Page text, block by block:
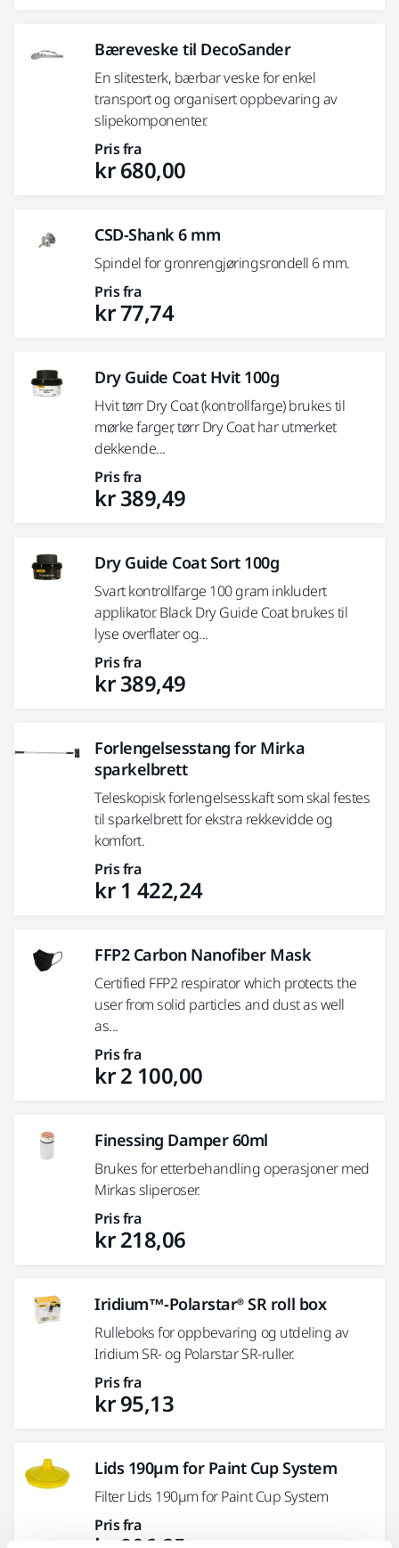
Bæreveske til DecoSander
En slitesterk, bærbar veske for enkel
transport og organisert oppbevaring av
slipekomponenter.
Pris fra
kr 680,00
CSD-Shank 6 mm
Spindel for gronrengjøringsrondell 6 mm.
Pris fra
kr 77,74
Dry Guide Coat Hvit 100g
Hvit tørr Dry Coat (kontrollfarge) brukes til
mørke farger, tørr Dry Coat har utmerket
dekkende...
Pris fra
kr 389,49
Dry Guide Coat Sort 100g
Svart kontrollfarge 100 gram inkludert
applikator. Black Dry Guide Coat brukes til
lyse overflater og...
Pris fra
kr 389,49
Forlengelsesstang for Mirka
sparkelbrett
Teleskopisk forlengelsesskaft som skal festes
til sparkelbrett for ekstra rekkevidde og
komfort.
Pris fra
kr 1 422,24
FFP2 Carbon Nanofiber Mask
Certified FFP2 respirator which protects the
user from solid particles and dust as well
as...
Pris fra
kr 2 100,00
Finessing Damper 60ml
Brukes for etterbehandling operasjoner med
Mirkas sliperoser.
Pris fra
kr 218,06
Iridium™-Polarstar® SR roll box
Rulleboks for oppbevaring og utdeling av
Iridium SR- og Polarstar SR-ruller.
Pris fra
kr 95,13
Lids 190µm for Paint Cup System
Filter Lids 190µm for Paint Cup System
Pris fra